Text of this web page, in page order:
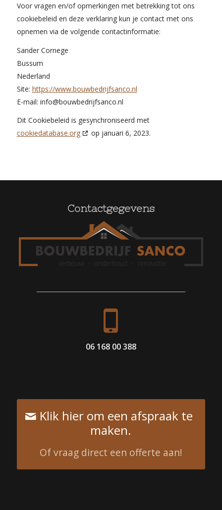
Voor vragen en/of opmerkingen met betrekking tot ons
cookiebeleid en deze verklaring kun je contact met ons
opnemen via de volgende contactinformatie:
Sander Cornege
Bussum
Nederland
Site: https://www.bouwbedrijfsanco.nl
E-mail: info@bouwbedrijfsanco.nl
Dit Cookiebeleid is gesynchroniseerd met
cookiedatabase.org
op januari 6, 2023.
Contactgegevens
06 168 00 388
Klik hier om een afspraak te
maken.
Of vraag direct een offerte aan!